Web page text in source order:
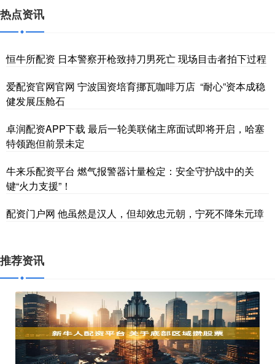
热点资讯
恒牛所配资 日本警察开枪致持刀男死亡 现场目击者拍下过程
爱配资官网官网 宁波国资培育挪瓦咖啡万店 “耐心”资本成稳
健发展压舱石
卓润配资APP下载 最后一轮美联储主席面试即将开启，哈塞
特领跑但前景未定
牛来乐配资平台 燃气报警器计量检定：安全守护战中的关
键“火力支援”！
配资门户网 他虽然是汉人，但却效忠元朝，宁死不降朱元璋
推荐资讯